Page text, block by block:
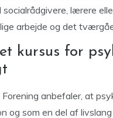
socialrådgivere, lærere
arbejde og det
kursus for
anbefaler, at
og som en del af